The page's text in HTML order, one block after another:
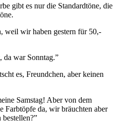
gibt es nur die Standardtöne, die
weil wir haben gestern für 50,-
da war Sonntag.”
es, Freundchen, aber keinen
Samstag! Aber von dem
Farbtöpfe da, wir bräuchten aber